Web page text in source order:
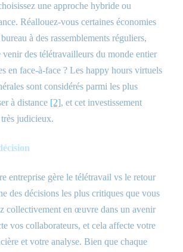
une approche hybride ou
Réallouez-vous certaines économies
à des rassemblements réguliers,
des télétravailleurs du monde entier
en face-à-face ? Les happy hours virtuels
sont considérés parmi les plus
à distance [2], et cet investissement
judicieux.
entreprise gère le télétravail vs le retour
des décisions les plus critiques que vous
collectivement en œuvre dans un avenir
vos collaborateurs, et cela affecte votre
et votre analyse. Bien que chaque